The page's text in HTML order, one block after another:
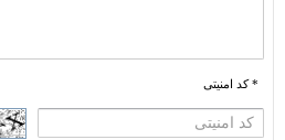
* کد امنیتی